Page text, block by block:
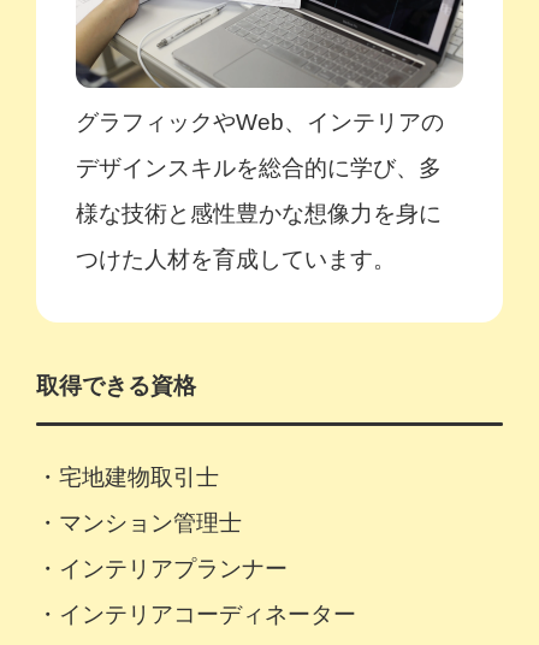
グラフィックやWeb、インテリアの
デザインスキルを総合的に学び、多
様な技術と感性豊かな想像力を身に
つけた人材を育成しています。
取得できる資格
・宅地建物取引士
・マンション管理士
・インテリアプランナー
・インテリアコーディネーター